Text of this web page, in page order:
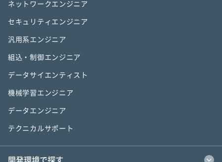
ネットワークエンジニア
セキュリティエンジニア
汎用系エンジニア
組込・制御エンジニア
データサイエンティスト
機械学習エンジニア
データエンジニア
テクニカルサポート
開発環境で探す